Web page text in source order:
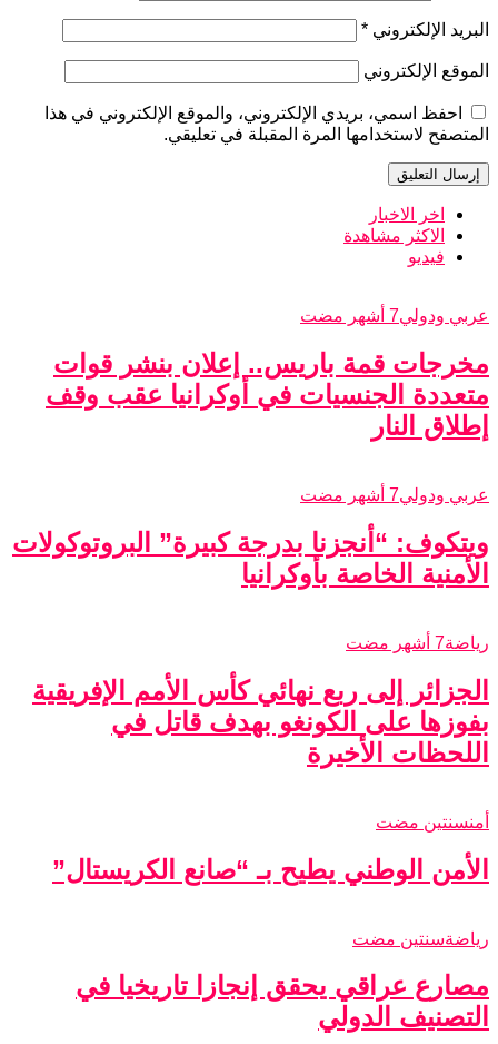
البريد الإلكتروني *
الموقع الإلكتروني
احفظ اسمي، بريدي الإلكتروني، والموقع الإلكتروني في هذا
المتصفح لاستخدامها المرة المقبلة في تعليقي.
اخر الاخبار
الاكثر مشاهدة
فيديو
عربي ودولي7 أشهر مضت
مخرجات قمة باريس.. إعلان بنشر قوات
متعددة الجنسيات في أوكرانيا عقب وقف
إطلاق النار
عربي ودولي7 أشهر مضت
ويتكوف: “أنجزنا بدرجة كبيرة” البروتوكولات
الأمنية الخاصة بأوكرانيا
رياضة7 أشهر مضت
الجزائر إلى ربع نهائي كأس الأمم الإفريقية
بفوزها على الكونغو بهدف قاتل في
اللحظات الأخيرة
أمنسنتين مضت
الأمن الوطني يطيح بـ “صانع الكريستال”
رياضةسنتين مضت
مصارع عراقي يحقق إنجازا تاريخيا في
التصنيف الدولي